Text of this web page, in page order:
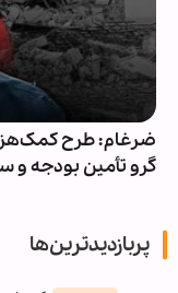
ضرغام: طرح
گرو تأمین بودجه و
پربازدیدترین‌ها